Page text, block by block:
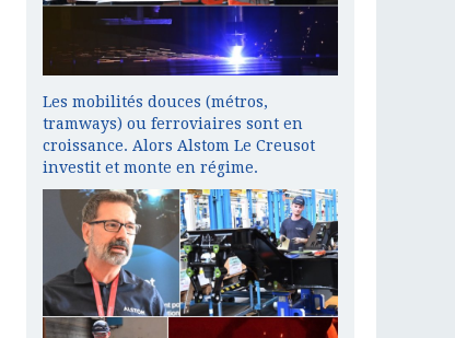
Les mobilités douces (métros,
tramways) ou ferroviaires sont en
croissance. Alors Alstom Le Creusot
investit et monte en régime.